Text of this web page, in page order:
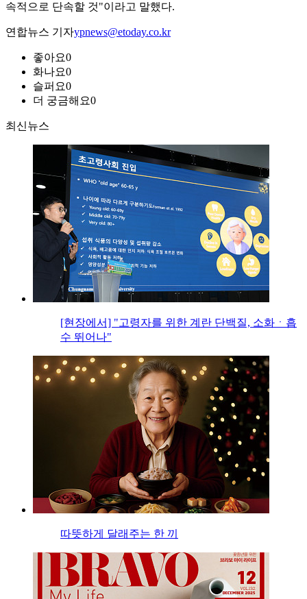
속적으로 단속할 것"이라고 말했다.
연합뉴스 기자ypnews@etoday.co.kr
좋아요0
화나요0
슬퍼요0
더 궁금해요0
최신뉴스
[현장에서] "고령자를 위한 계란 단백질, 소화ㆍ흡
수 뛰어나"
따뜻하게 달래주는 한 끼